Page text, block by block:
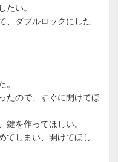
たい。
、ダブルロックにした
。
たので、すぐに開けてほ
を作ってほしい。
てしまい、開けてほし